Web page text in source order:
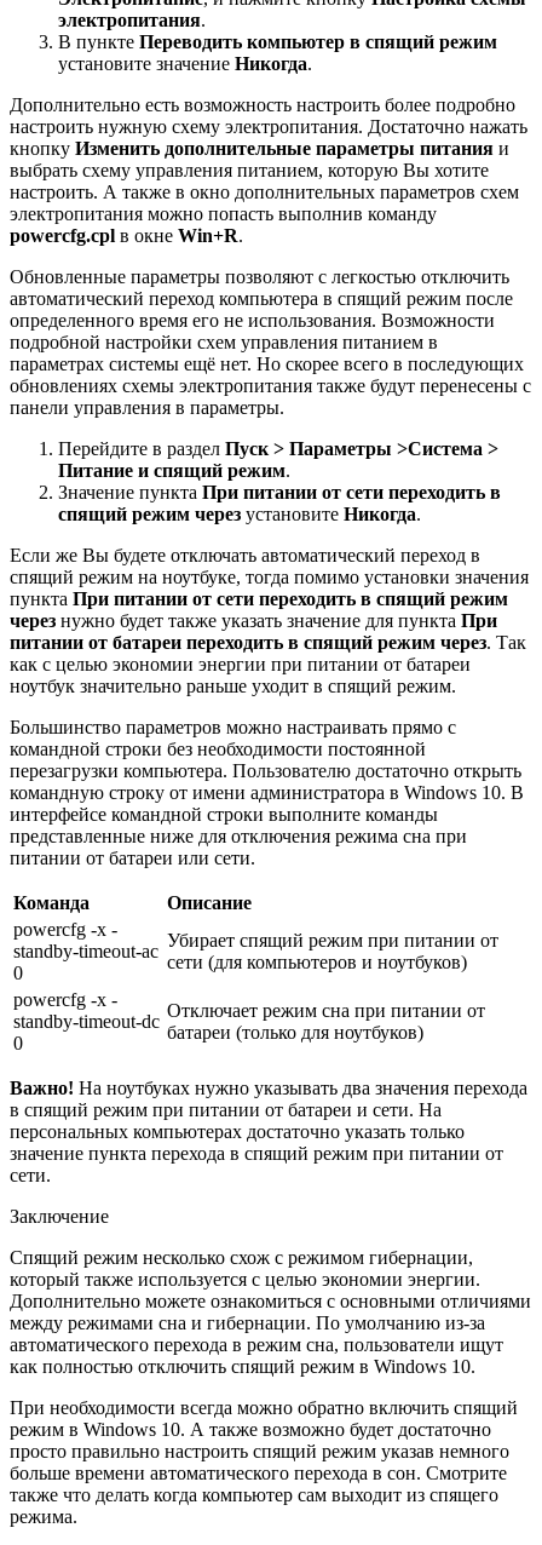
электропитания.
В пункте Переводить компьютер в спящий режим
установите значение Никогда.
Дополнительно есть возможность настроить более подробно
настроить нужную схему электропитания. Достаточно нажать
кнопку Изменить дополнительные параметры питания и
выбрать схему управления питанием, которую Вы хотите
настроить. А также в окно дополнительных параметров схем
электропитания можно попасть выполнив команду
powercfg.cpl в окне Win+R.
Обновленные параметры позволяют с легкостью отключить
автоматический переход компьютера в спящий режим после
определенного время его не использования. Возможности
подробной настройки схем управления питанием в
параметрах системы ещё нет. Но скорее всего в последующих
обновлениях схемы электропитания также будут перенесены с
панели управления в параметры.
Перейдите в раздел Пуск > Параметры >Система >
Питание и спящий режим.
Значение пункта При питании от сети переходить в
спящий режим через установите Никогда.
Если же Вы будете отключать автоматический переход в
спящий режим на ноутбуке, тогда помимо установки значения
пункта При питании от сети переходить в спящий режим
через нужно будет также указать значение для пункта При
питании от батареи переходить в спящий режим через. Так
как с целью экономии энергии при питании от батареи
ноутбук значительно раньше уходит в спящий режим.
Большинство параметров можно настраивать прямо с
командной строки без необходимости постоянной
перезагрузки компьютера. Пользователю достаточно открыть
командную строку от имени администратора в Windows 10. В
интерфейсе командной строки выполните команды
представленные ниже для отключения режима сна при
питании от батареи или сети.
Команда
Описание
powercfg -x -
standby-timeout-ac
0
Убирает спящий режим при питании от
сети (для компьютеров и ноутбуков)
powercfg -x -
standby-timeout-dc
0
Отключает режим сна при питании от
батареи (только для ноутбуков)
Важно! На ноутбуках нужно указывать два значения перехода
в спящий режим при питании от батареи и сети. На
персональных компьютерах достаточно указать только
значение пункта перехода в спящий режим при питании от
сети.
Заключение
Спящий режим несколько схож с режимом гибернации,
который также используется с целью экономии энергии.
Дополнительно можете ознакомиться с основными отличиями
между режимами сна и гибернации. По умолчанию из-за
автоматического перехода в режим сна, пользователи ищут
как полностью отключить спящий режим в Windows 10.
При необходимости всегда можно обратно включить спящий
режим в Windows 10. А также возможно будет достаточно
просто правильно настроить спящий режим указав немного
больше времени автоматического перехода в сон. Смотрите
также что делать когда компьютер сам выходит из спящего
режима.